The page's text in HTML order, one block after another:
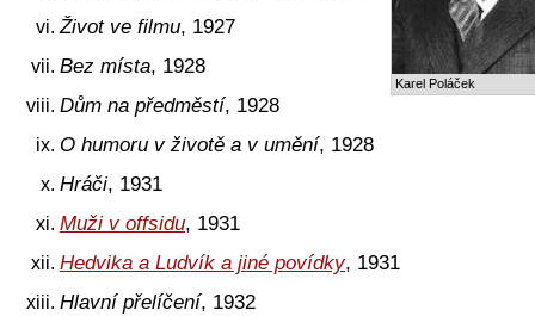
Karel Poláček
Život ve filmu, 1927
Bez místa, 1928
Dům na předměstí, 1928
O humoru v životě a v umění, 1928
Hráči, 1931
Muži v offsidu, 1931
Hedvika a Ludvík a jiné povídky, 1931
Hlavní přelíčení, 1932